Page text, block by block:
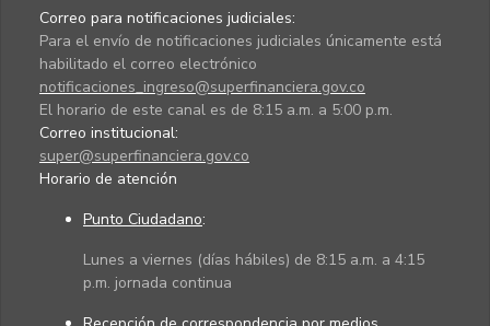
Correo para notificaciones judiciales:
Para el envío de notificaciones judiciales únicamente está
habilitado el correo electrónico
notificaciones_ingreso@superfinanciera.gov.co
El horario de este canal es de 8:15 a.m. a 5:00 p.m.
Correo institucional:
super@superfinanciera.gov.co
Horario de atención
Punto Ciudadano:
Lunes a viernes (días hábiles) de 8:15 a.m. a 4:15
p.m. jornada continua